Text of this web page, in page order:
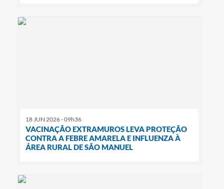
18 JUN 2026 - 09h36
VACINAÇÃO EXTRAMUROS LEVA PROTEÇÃO
CONTRA A FEBRE AMARELA E INFLUENZA À
ÁREA RURAL DE SÃO MANUEL